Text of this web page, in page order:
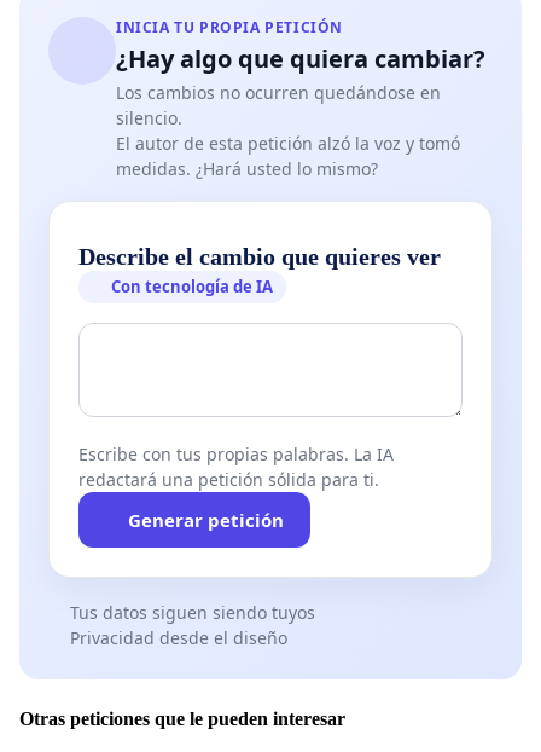
Marión Berguenfeld (Poeta. Argentina).
Marcos Silber (Poeta. Argentina).
Martha Esther Scwartz (Escritora. Argentina)
Aníbal José Alfaro (Compositor. Argentina).
Gabriela Franco (Poeta. Argentina).
Eduardo Mileo (Poeta. Argentina).
Yamil Dora (Poeta. Argentina).
Claudio Lo Menzo (Poeta. Argentina).
Juano Villafañe (Poeta. Argentina).
Venezuela).
Marcos Rosenzvaig (Escritor. Argentina).
María Malusardi (Poeta. Argentina).
Edel Morales (poeta, narrador y gestor cultural. Cuba)
Laura Yasán (Poeta. Argentina).
Susana Shwartz (Poeta. Argentina).
Gustavo Caso Rosendi (Poeta. Argentina. Ex
Alfredo Luna (Poeta. Argentina).
Martín Plaza (Periodista. Argentina).
Alicia Dujovne Ortiz (Escritora. Argentina).
INICIA TU PROPIA PETICIÓN
¿Hay algo que quiera cambiar?
Los cambios no ocurren quedándose en
silencio.
El autor de esta petición alzó la voz y tomó
medidas. ¿Hará usted lo mismo?
Describe el cambio que quieres ver
Con tecnología de IA
Escribe con tus propias palabras. La IA
redactará una petición sólida para ti.
Generar petición
Tus datos siguen siendo tuyos
Privacidad desde el diseño
Otras peticiones que le pueden interesar